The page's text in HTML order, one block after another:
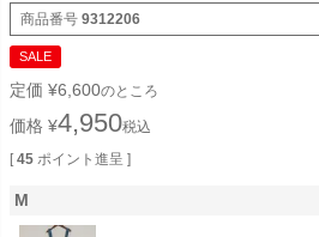
商品番号 9312206
SALE
定価 ¥6,600のところ
価格 ¥4,950税込
[ 45 ポイント進呈 ]
M